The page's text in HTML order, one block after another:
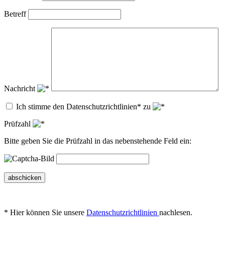
Betreff
Nachricht
Ich stimme den Datenschutzrichtlinien* zu
Prüfzahl
Bitte geben Sie die Prüfzahl in das nebenstehende Feld ein:
abschicken
* Hier können Sie unsere Datenschutzrichtlinien nachlesen.